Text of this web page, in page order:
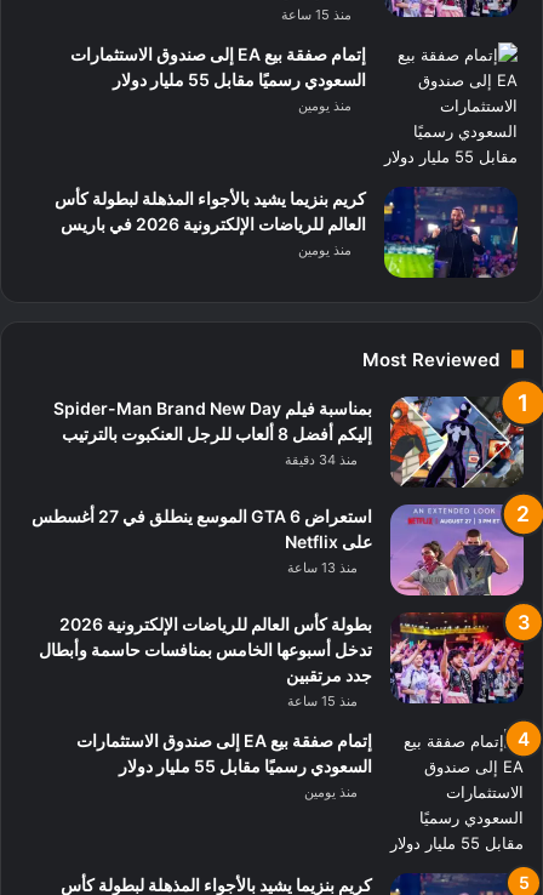
منذ 15 ساعة
إتمام صفقة بيع EA إلى صندوق الاستثمارات
السعودي رسميًا مقابل 55 مليار دولار
منذ يومين
كريم بنزيما يشيد بالأجواء المذهلة لبطولة كأس
العالم للرياضات الإلكترونية 2026 في باريس
منذ يومين
Most Reviewed
بمناسبة فيلم Spider-Man Brand New Day
إليكم أفضل 8 ألعاب للرجل العنكبوت بالترتيب
منذ 34 دقيقة
استعراض GTA 6 الموسع ينطلق في 27 أغسطس
على Netflix
منذ 13 ساعة
بطولة كأس العالم للرياضات الإلكترونية 2026
تدخل أسبوعها الخامس بمنافسات حاسمة وأبطال
جدد مرتقبين
منذ 15 ساعة
إتمام صفقة بيع EA إلى صندوق الاستثمارات
السعودي رسميًا مقابل 55 مليار دولار
منذ يومين
كريم بنزيما يشيد بالأجواء المذهلة لبطولة كأس